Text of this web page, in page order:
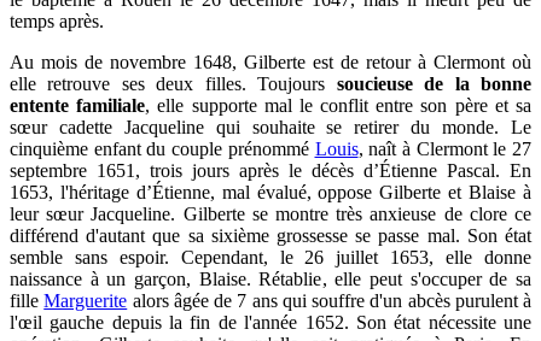
temps après.
Au mois de novembre 1648, Gilberte est de retour à Clermont où
elle retrouve ses deux filles. Toujours soucieuse de la bonne
entente familiale, elle supporte mal le conflit entre son père et sa
sœur cadette Jacqueline qui souhaite se retirer du monde. Le
cinquième enfant du couple prénommé Louis, naît à Clermont le 27
septembre 1651, trois jours après le décès d’Étienne Pascal. En
1653, l'héritage d’Étienne, mal évalué, oppose Gilberte et Blaise à
leur sœur Jacqueline. Gilberte se montre très anxieuse de clore ce
différend d'autant que sa sixième grossesse se passe mal. Son état
semble sans espoir. Cependant, le 26 juillet 1653, elle donne
naissance à un garçon, Blaise. Rétablie, elle peut s'occuper de sa
filleMarguerite alors âgée de 7 ans qui souffre d'un abcès purulent à
l'œil gauche depuis la fin de l'année 1652. Son état nécessite une